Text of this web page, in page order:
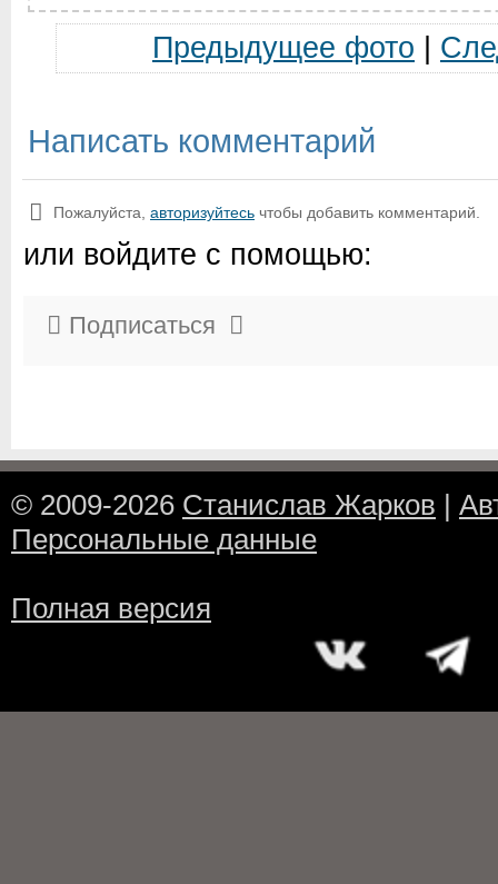
Предыдущее фото
Написать комментарий
Пожалуйста, авторизуйтесь чтобы добавить комментарий.
или войдите с помощью:
Подписаться
© 2009-2026 Станислав Жарков |
Персональные данные
Полная версия